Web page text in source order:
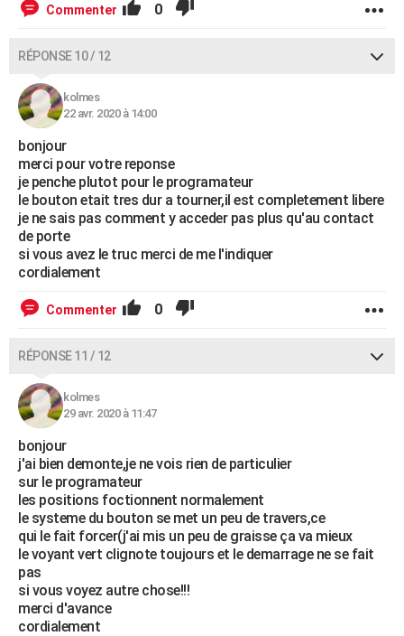
Commenter 0
RÉPONSE 10 / 12
kolmes
22 avr. 2020 à 14:00
bonjour
merci pour votre reponse
je penche plutot pour le programateur
le bouton etait tres dur a tourner,il est completement libere
je ne sais pas comment y acceder pas plus qu'au contact
de porte
si vous avez le truc merci de me l'indiquer
cordialement
Commenter 0
RÉPONSE 11 / 12
kolmes
29 avr. 2020 à 11:47
bonjour
j'ai bien demonte,je ne vois rien de particulier
sur le programateur
les positions foctionnent normalement
le systeme du bouton se met un peu de travers,ce
qui le fait forcer(j'ai mis un peu de graisse ça va mieux
le voyant vert clignote toujours et le demarrage ne se fait
pas
si vous voyez autre chose!!!
merci d'avance
cordialement